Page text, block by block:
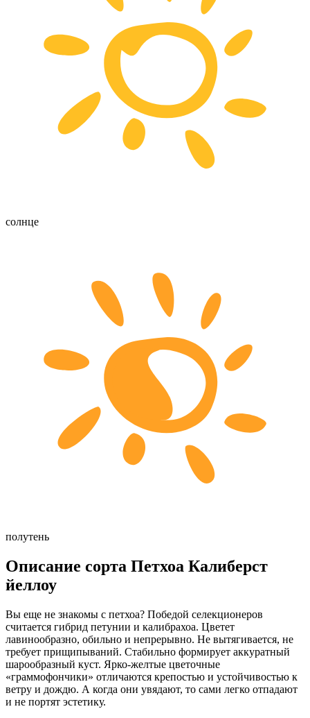
солнце
полутень
Описание сорта Петхоа Калиберст
йеллоу
Вы еще не знакомы с петхоа? Победой селекционеров
считается гибрид петунии и калибрахоа. Цветет
лавинообразно, обильно и непрерывно. Не вытягивается, не
требует прищипываний. Стабильно формирует аккуратный
шарообразный куст. Ярко-желтые цветочные
«граммофончики» отличаются крепостью и устойчивостью к
ветру и дождю. А когда они увядают, то сами легко отпадают
и не портят эстетику.